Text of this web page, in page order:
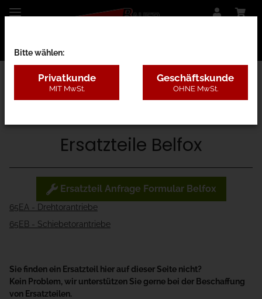
65 - Ersatzteile
Ersatzteile Belfox
Ersatzteil Anfrage Formular Belfox
65EA - Drehtorantriebe
65EB - Schiebetorantriebe
Sie finden ein Ersatzteil hier auf dieser Seite nicht?
Kein Problem, wir unterstützen Sie gerne bei der Beschaffung
von Ersatzteilen.
Bitte wählen:
Privatkunde
MIT MwSt.
Geschäftskunde
OHNE MwSt.